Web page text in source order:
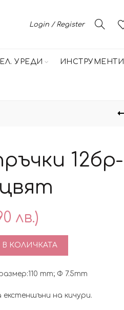
Login / Register
ЕЛ. УРЕДИ ИНСТРУМЕНТИ
12бр-
лв.)
пръчки 12бр-Меден цвят
КОЛИЧКАТА
mm; Ф 7.5mm
екстеншъни на кичури.